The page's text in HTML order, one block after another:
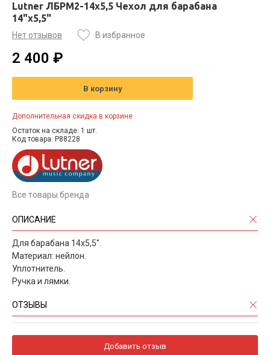
Lutner ЛБРМ2-14x5,5 Чехол для барабана
14"х5,5"
Нет отзывов В избранное
2 400 ₽
В корзину
Дополнительная скидка в корзине
Остаток на складе: 1 шт.
Код товара: P88228
Все товары бренда
ОПИСАНИЕ
Для барабана 14х5,5".
Материал: нейлон.
Уплотнитель.
Ручка и лямки.
ОТЗЫВЫ
Добавить отзыв